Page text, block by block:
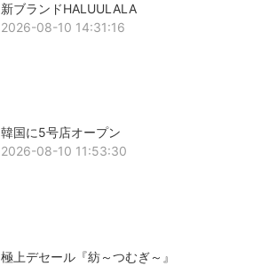
新ブランドHALUULALA
2026-08-10 14:31:16
韓国に5号店オープン
2026-08-10 11:53:30
極上デセール『紡～つむぎ～』